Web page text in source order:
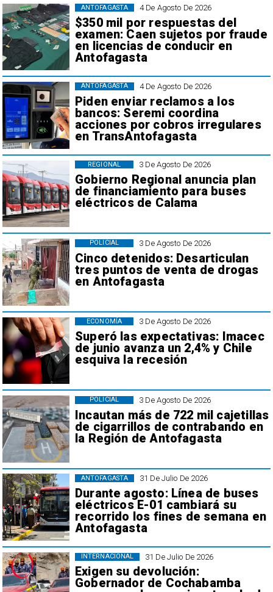
4 De Agosto De 2026
$350 mil por respuestas del
examen: Caen sujetos por fraude
en licencias de conducir en
Antofagasta
ANTOFAGASTA
4 De Agosto De 2026
Piden enviar reclamos a los
bancos: Seremi coordina
acciones por cobros irregulares
en TransAntofagasta
ANTOFAGASTA
3 De Agosto De 2026
Gobierno Regional anuncia plan
de financiamiento para buses
eléctricos de Calama
REGIONAL
3 De Agosto De 2026
Cinco detenidos: Desarticulan
tres puntos de venta de drogas
en Antofagasta
POLICIAL
3 De Agosto De 2026
Superó las expectativas: Imacec
de junio avanza un 2,4% y Chile
esquiva la recesión
ECONOMÍA
3 De Agosto De 2026
Incautan más de 722 mil cajetillas
de cigarrillos de contrabando en
la Región de Antofagasta
POLICIAL
31 De Julio De 2026
Durante agosto: Línea de buses
eléctricos E-01 cambiará su
recorrido los fines de semana en
Antofagasta
ANTOFAGASTA
31 De Julio De 2026
Exigen su devolución:
Gobernador de Cochabamba
INTERNACIONAL